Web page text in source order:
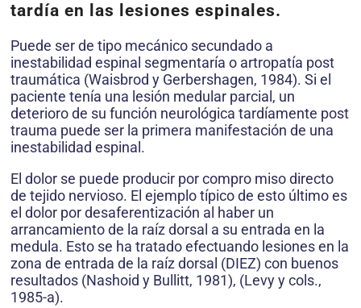
tardía en las lesiones espinales.
Puede ser de tipo mecánico secundado a
inestabilidad espinal segmentaría o artropatía post
traumática (Waisbrod y Gerbershagen, 1984). Si el
paciente tenía una lesión medular parcial, un
deterioro de su función neurológica tardíamente post
trauma puede ser la primera manifestación de una
inestabilidad espinal.
El dolor se puede producir por compro miso directo
de tejido nervioso. El ejemplo típico de esto último es
el dolor por desaferentización al haber un
arrancamiento de la raíz dorsal a su entrada en la
medula. Esto se ha tratado efectuando lesiones en la
zona de entrada de la raíz dorsal (DIEZ) con buenos
resultados (Nashoid y Bullitt, 1981), (Levy y cols.,
1985-a).